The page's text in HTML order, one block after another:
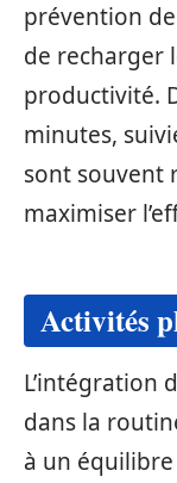
prévention
de recharger
productivité.
minutes,
sont souvent
maximiser
Activités
L’intégration
dans la
à un